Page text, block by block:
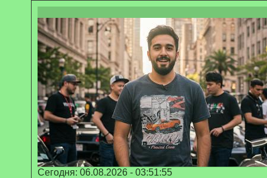
Сегодня: 06.08.2026 - 03:51:55